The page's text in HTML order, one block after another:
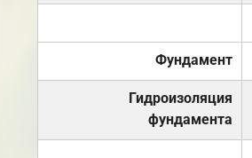
Фундамент
Гидроизоляция
фундамента